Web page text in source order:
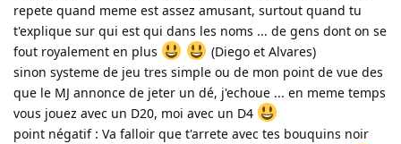
repete quand meme est assez amusant, surtout quand tu
t'explique sur qui est qui dans les noms ... de gens dont on se
fout royalement en plus
(Diego et Alvares)
sinon systeme de jeu tres simple ou de mon point de vue des
que le MJ annonce de jeter un dé, j'echoue ... en meme temps
vous jouez avec un D20, moi avec un D4
point négatif : Va falloir que t'arrete avec tes bouquins noir